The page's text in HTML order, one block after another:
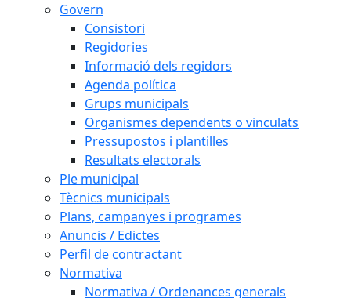
Govern
Consistori
Regidories
Informació dels regidors
Agenda política
Grups municipals
Organismes dependents o vinculats
Pressupostos i plantilles
Resultats electorals
Ple municipal
Tècnics municipals
Plans, campanyes i programes
Anuncis / Edictes
Perfil de contractant
Normativa
Normativa / Ordenances generals